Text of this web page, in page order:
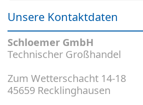
Unsere Kontaktdaten
Schloemer GmbH
Technischer Großhandel
Zum Wetterschacht 14-18
45659 Recklinghausen